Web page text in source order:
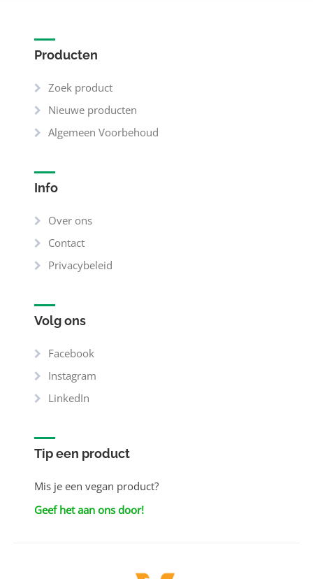
Producten
Zoek product
Nieuwe producten
Algemeen Voorbehoud
Info
Over ons
Contact
Privacybeleid
Volg ons
Facebook
Instagram
LinkedIn
Tip een product
Mis je een vegan product?
Geef het aan ons door!